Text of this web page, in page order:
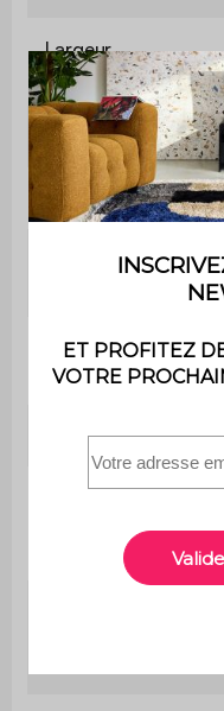
Largeur
d'accoudoir
Confort de l'assise
Convertible
Poids max.
Usage
Garantie